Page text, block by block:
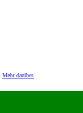
Mehr darüber.